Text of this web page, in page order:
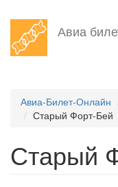
Перейти
основному
Авиа
Авиа-Билет-Онлайн
Старый Форт-Бей
Старый